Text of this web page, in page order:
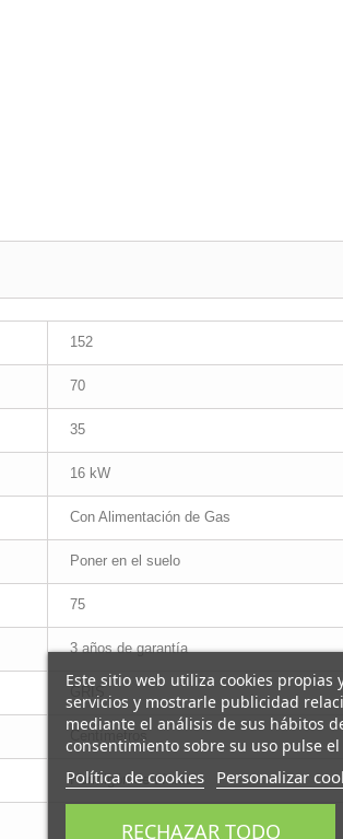
152
70
35
16 kW
Con Alimentación de Gas
Poner en el suelo
75
3 años de garantía
GRIS
Centímetros
Hormigón de síntesis
Contemporáneo
Este sitio web utiliza cookies
servicios y mostrarle publicidad
mediante el análisis de sus hábitos
consentimiento sobre su uso pulse
Política de cookies Personalizar
RECHAZAR TODO